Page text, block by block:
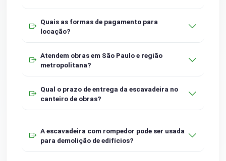
Quais as formas de pagamento para
locação?
Atendem obras em São Paulo e região
metropolitana?
Qual o prazo de entrega da escavadeira no
canteiro de obras?
A escavadeira com rompedor pode ser usada
para demolição de edifícios?